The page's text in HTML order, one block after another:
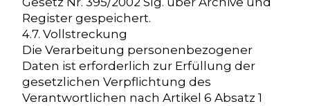
Register gespeichert.
4.7. Vollstreckung
Die Verarbeitung personenbezogener
Daten ist erforderlich zur Erfüllung der
gesetzlichen Verpflichtung des
Verantwortlichen nach Artikel 6 Absatz 1